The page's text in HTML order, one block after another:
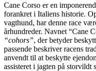
Cane Corso er en
forankret i Italiens historie.
vagthund, har denne race
århundreder. Navnet “Cane
“cohors”, der betyder
passende beskriver racens
anvendt til at beskytte
assisteret i jagten på storvildt